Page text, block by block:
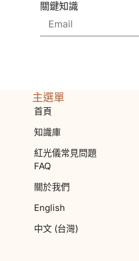
關鍵知識
主選單
首頁
知識庫
紅光儀常見問題
FAQ
關於我們
English
中文 (台灣)